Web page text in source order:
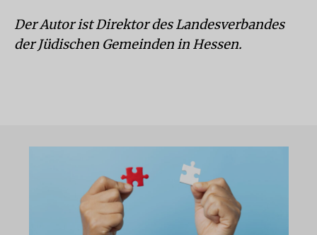
Der Autor ist Direktor des Landesverbandes
der Jüdischen Gemeinden in Hessen.